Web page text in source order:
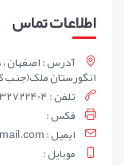
اطلاعات تماس
آدرس : اصفهان
انگورستان ملک(جنب کوچه11)،تبلیغات
تلفن : 03191012031,03132722404
فکس :
ايميل : mehreganprintt@gmail.com
موبايل :